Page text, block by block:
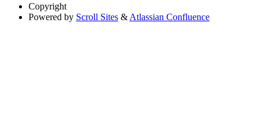
Copyright
Powered by Scroll Sites & Atlassian Confluence